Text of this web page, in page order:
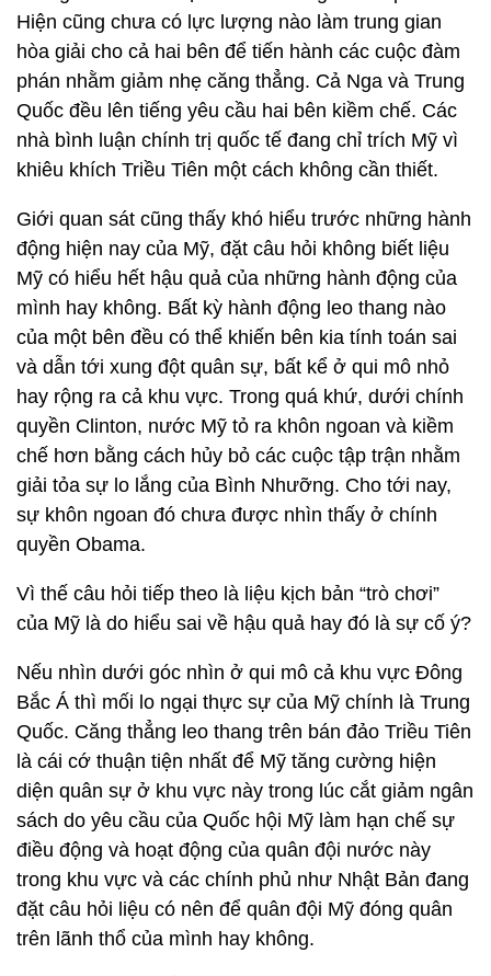
Hiện cũng chưa có lực lượng nào làm trung gian
hòa giải cho cả hai bên để tiến hành các cuộc đàm
phán nhằm giảm nhẹ căng thẳng. Cả Nga và Trung
Quốc đều lên tiếng yêu cầu hai bên kiềm chế. Các
nhà bình luận chính trị quốc tế đang chỉ trích Mỹ vì
khiêu khích Triều Tiên một cách không cần thiết.
Giới quan sát cũng thấy khó hiểu trước những hành
động hiện nay của Mỹ, đặt câu hỏi không biết liệu
Mỹ có hiểu hết hậu quả của những hành động của
mình hay không. Bất kỳ hành động leo thang nào
của một bên đều có thể khiến bên kia tính toán sai
và dẫn tới xung đột quân sự, bất kể ở qui mô nhỏ
hay rộng ra cả khu vực. Trong quá khứ, dưới chính
quyền Clinton, nước Mỹ tỏ ra khôn ngoan và kiềm
chế hơn bằng cách hủy bỏ các cuộc tập trận nhằm
giải tỏa sự lo lắng của Bình Nhưỡng. Cho tới nay,
sự khôn ngoan đó chưa được nhìn thấy ở chính
quyền Obama.
Vì thế câu hỏi tiếp theo là liệu kịch bản “trò chơi”
của Mỹ là do hiểu sai về hậu quả hay đó là sự cố ý?
Nếu nhìn dưới góc nhìn ở qui mô cả khu vực Đông
Bắc Á thì mối lo ngại thực sự của Mỹ chính là Trung
Quốc. Căng thẳng leo thang trên bán đảo Triều Tiên
là cái cớ thuận tiện nhất để Mỹ tăng cường hiện
diện quân sự ở khu vực này trong lúc cắt giảm ngân
sách do yêu cầu của Quốc hội Mỹ làm hạn chế sự
điều động và hoạt động của quân đội nước này
trong khu vực và các chính phủ như Nhật Bản đang
đặt câu hỏi liệu có nên để quân đội Mỹ đóng quân
trên lãnh thổ của mình hay không.